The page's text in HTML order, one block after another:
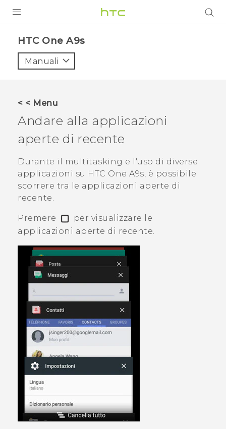
VIVE
VIVERSE
ASSISTENZA
Accessori e dispositivi HTC
Accesso
HTC One A9s‎
Manuali
< < Menu
Andare alla applicazioni
aperte di recente
Durante il multitasking e l'uso di diverse
applicazioni su HTC One A9s, è possibile
scorrere tra le applicazioni aperte di
recente.
Premere
per visualizzare le
applicazioni aperte di recente.